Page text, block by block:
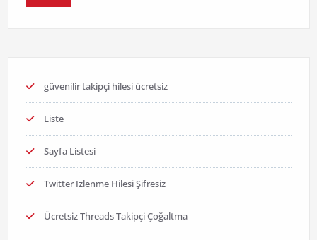
güvenilir takipçi hilesi ücretsiz
Liste
Sayfa Listesi
Twitter Izlenme Hilesi Şifresiz
Ücretsiz Threads Takipçi Çoğaltma